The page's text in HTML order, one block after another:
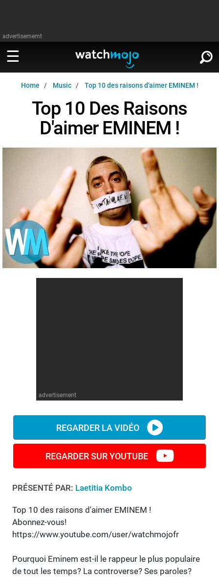
advertisememt
REGARDER
Jeux vidéo
Comics
Anime
Culture pop
Cinéma
Stars
Jeux vidéo
Comics
Home Music Top 10 des raisons d'aimer EMINEM !
Top 10 Des Raisons
D'aimer EMINEM !
advertisement
REGARDER LA VIDÉO
REGARDER SUR YOUTUBE
PRÉSENTÉ PAR: Laetitia Kombo
Top 10 des raisons d'aimer EMINEM !
Abonnez-vous!
https://www.youtube.com/user/watchmojofr
Pourquoi Eminem est-il le rappeur le plus populaire
de tout les temps? La controverse? Ses paroles?